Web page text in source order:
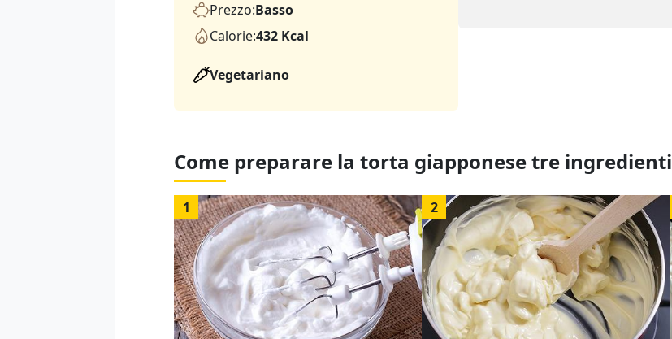
Prezzo:Basso
Calorie:432 Kcal
Vegetariano
Come preparare la torta giapponese tre ingredienti
1 2